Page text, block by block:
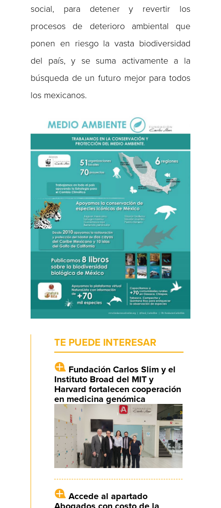
social, para detener y revertir los
procesos de deterioro ambiental que
ponen en riesgo la vasta biodiversidad
del país, y se suma activamente a la
búsqueda de un futuro mejor para todos
los mexicanos.
TE PUEDE INTERESAR
Fundación Carlos Slim y el
Instituto Broad del MIT y
Harvard fortalecen cooperación
en medicina genómica
Accede al apartado